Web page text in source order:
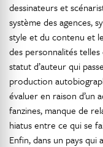
dessinateurs et
système des agences,
style et du contenu et
des personnalités
statut d’auteur qui
production
évaluer en raison d’un
fanzines, manque de
hiatus entre ce qui se
Enfin, dans un pays